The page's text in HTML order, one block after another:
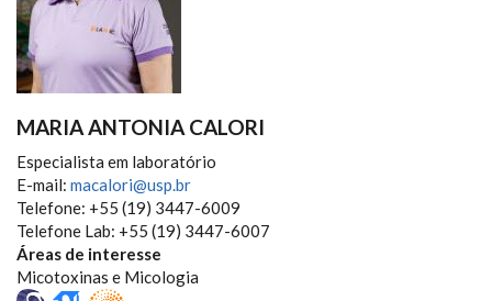
MARIA ANTONIA CALORI
Especialista em laboratório
E-mail: macalori@usp.br
Telefone: +55 (19) 3447-6009
Telefone Lab: +55 (19) 3447-6007
Áreas de interesse
Micotoxinas e Micologia